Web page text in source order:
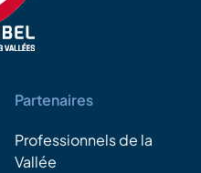
Partenaires
Professionnels de la
Vallée